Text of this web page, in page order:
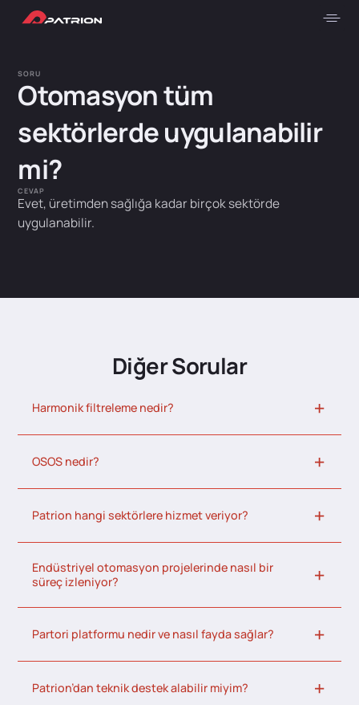
SORU
Otomasyon tüm
sektörlerde uygulanabilir
mi?
CEVAP
Evet, üretimden sağlığa kadar birçok sektörde
uygulanabilir.
Diğer Sorular
Harmonik filtreleme nedir?
OSOS nedir?
Patrion hangi sektörlere hizmet veriyor?
Endüstriyel otomasyon projelerinde nasıl bir
süreç izleniyor?
Partori platformu nedir ve nasıl fayda sağlar?
Patrion’dan teknik destek alabilir miyim?